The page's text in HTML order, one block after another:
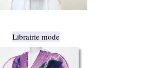
Librairie mode